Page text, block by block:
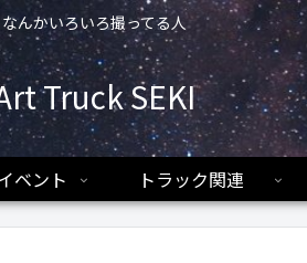
なんかいろいろ撮ってる人
Truck SEKI
ベント トラック関連